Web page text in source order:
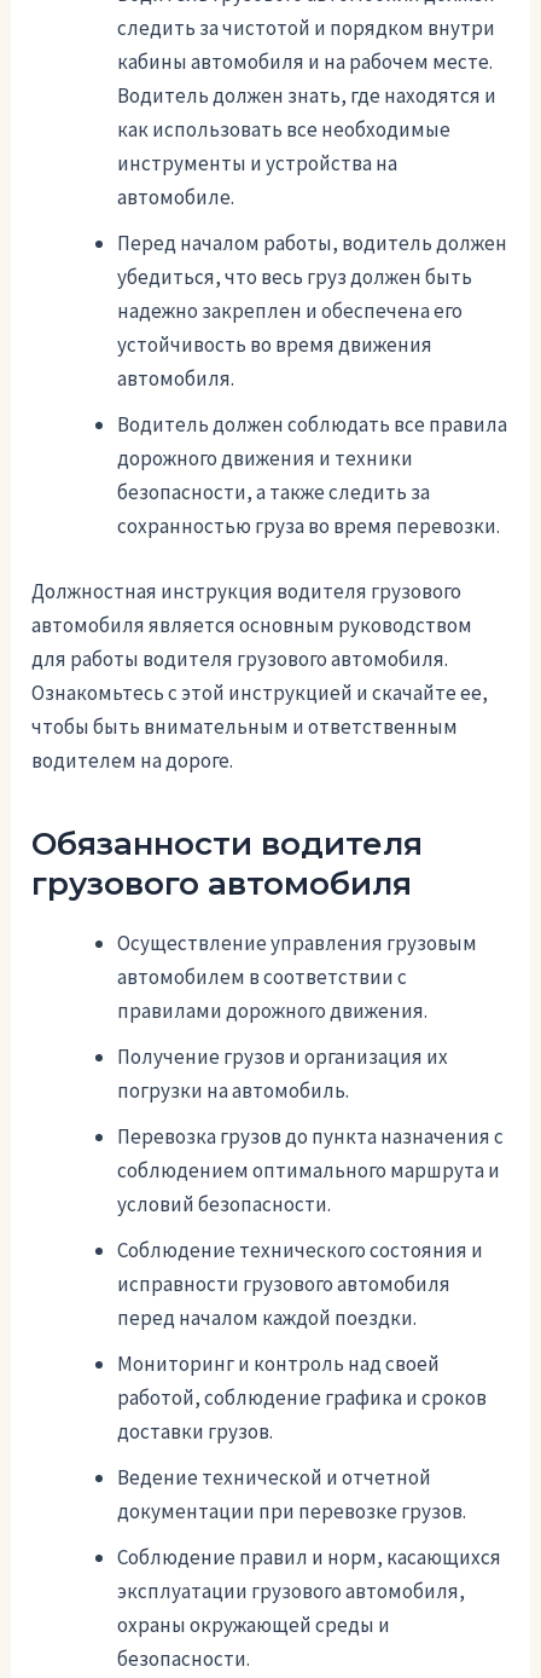
следить за чистотой и порядком внутри
кабины автомобиля и на рабочем месте.
Водитель должен знать, где находятся и
как использовать все необходимые
инструменты и устройства на
автомобиле.
Перед началом работы, водитель должен
убедиться, что весь груз должен быть
надежно закреплен и обеспечена его
устойчивость во время движения
автомобиля.
Водитель должен соблюдать все правила
дорожного движения и техники
безопасности, а также следить за
сохранностью груза во время перевозки.
Должностная инструкция водителя грузового
автомобиля является основным руководством
для работы водителя грузового автомобиля.
Ознакомьтесь с этой инструкцией и скачайте ее,
чтобы быть внимательным и ответственным
водителем на дороге.
Обязанности водителя
грузового автомобиля
Осуществление управления грузовым
автомобилем в соответствии с
правилами дорожного движения.
Получение грузов и организация их
погрузки на автомобиль.
Перевозка грузов до пункта назначения с
соблюдением оптимального маршрута и
условий безопасности.
Соблюдение технического состояния и
исправности грузового автомобиля
перед началом каждой поездки.
Мониторинг и контроль над своей
работой, соблюдение графика и сроков
доставки грузов.
Ведение технической и отчетной
документации при перевозке грузов.
Соблюдение правил и норм, касающихся
эксплуатации грузового автомобиля,
охраны окружающей среды и
безопасности.